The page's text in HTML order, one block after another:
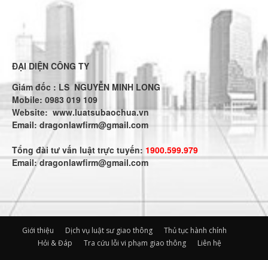
ĐẠI DIỆN CÔNG TY
Giám đốc : LS NGUYỄN MINH LONG
Mobile: 0983 019 109
Website:www.luatsubaochua.vn
Email: dragonlawfirm@gmail.com
Tổng đài tư vấn luật trực tuyến: 1900.599.979
Email:dragonlawfirm@gmail.com
Giới thiệu Dịch vụ luật sư giao thông
Thủ tục hành chính
Hỏi & Đáp
Tra cứu lỗi vi phạm giao thông Liên hệ